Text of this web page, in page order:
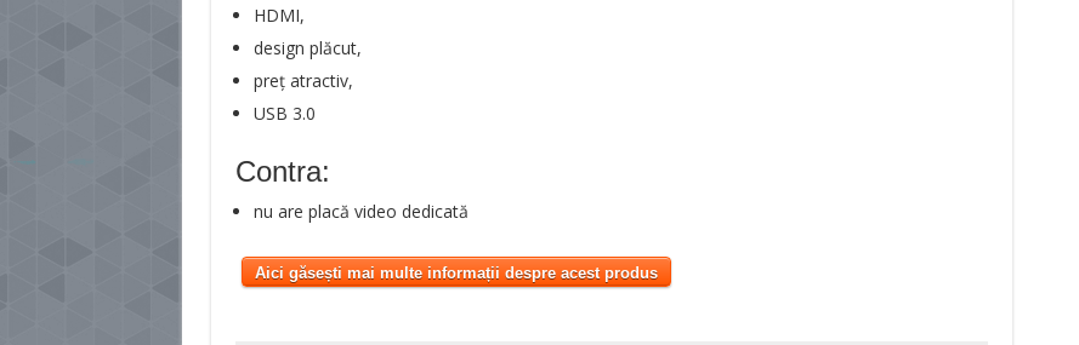
HDMI,
design plăcut,
preţ atractiv,
USB 3.0
Contra:
nu are placă video dedicată
Aici găsești mai multe informații despre acest produs